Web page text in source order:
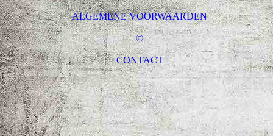
ALGEMENE VOORWAARDEN
©
CONTACT